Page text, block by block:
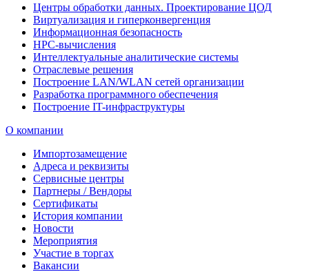
Центры обработки данных. Проектирование ЦОД
Виртуализация и гиперконвергенция
Информационная безопасность
HPC-вычисления
Интеллектуальные аналитические системы
Отраслевые решения
Построение LAN/WLAN сетей организации
Разработка программного обеспечения
Построение IT-инфраструктуры
О компании
Импортозамещение
Адреса и реквизиты
Сервисные центры
Партнеры / Вендоры
Сертификаты
История компании
Новости
Мероприятия
Участие в торгах
Вакансии